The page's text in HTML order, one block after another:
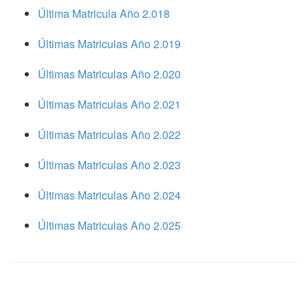
Última Matricula Año 2.018
Últimas Matriculas Año 2.019
Últimas Matriculas Año 2.020
Últimas Matriculas Año 2.021
Últimas Matriculas Año 2.022
Últimas Matriculas Año 2.023
Últimas Matriculas Año 2.024
Últimas Matriculas Año 2.025